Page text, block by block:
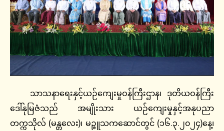
သာသနာရေးနှင့်ယဉ်ကျေးမှုဝန်ကြီးဌာန၊ ဒုတိယဝန်ကြီး
ဒေါ်နုမြဇံသည် အမျိုးသား ယဉ်ကျေးမှုနှင့်အနုပညာ
တက္ကသိုလ် (မန္တလေး)၊ မဉ္ဇူသကဆောင်တွင် (၁၆.၃.၂၀၂၄)နေ့၊